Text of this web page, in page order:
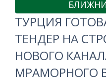
ТУРЦИЯ
ТЕНДЕР НА
НОВОГО
МРАМОРНОГО